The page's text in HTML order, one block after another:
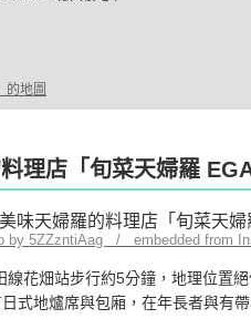
的地圖
理店「旬菜天婦羅
by 5ZZzntiAag / embedded from
線花畑站步行約5分鐘，地理位置
式地爐席與包廂，在年長者與有